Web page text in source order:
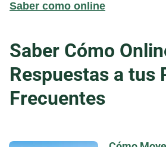
Saber como online
Saber Cómo
Respuestas a tus
Frecuentes